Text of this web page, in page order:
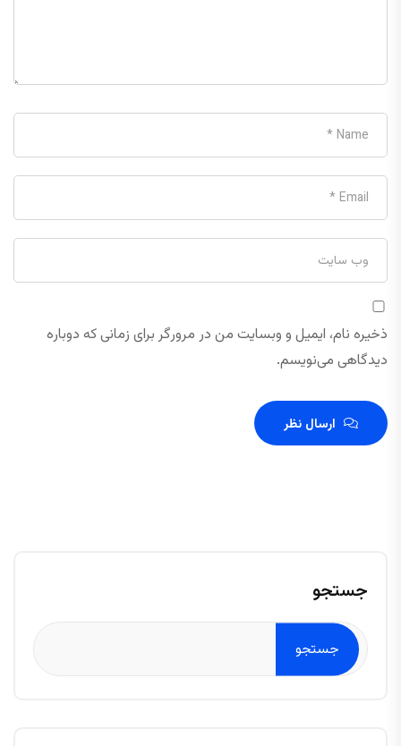
ذخیره نام، ایمیل و وبسایت من در مرورگر برای زمانی که دوباره
دیدگاهی می‌نویسم.
ارسال نظر
جستجو
جستجو